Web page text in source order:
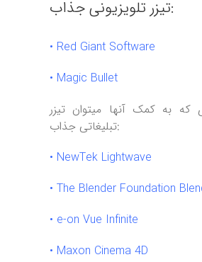
تیزر تلویزیونی جذاب:
• Red Giant Software
• Magic Bullet
به کمک آنها میتوان تیزر
تبلیغاتی جذاب:
• NewTek Lightwave
• The Blender Foundation
• e-on Vue Infinite
• Maxon Cinema 4D